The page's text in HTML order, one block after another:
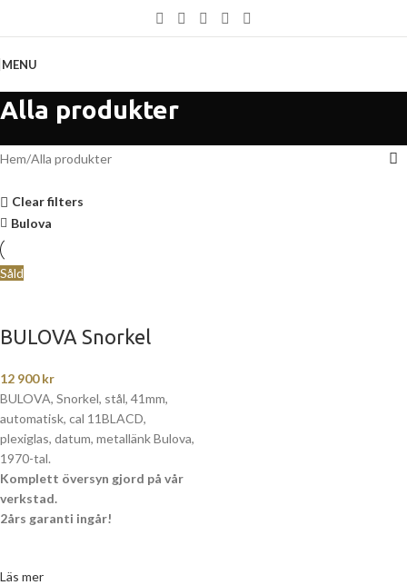
MENU
Alla produkter
Hem Alla produkter
Clear filters
Bulova
Såld
BULOVA Snorkel
12 900kr
BULOVA, Snorkel, stål, 41mm,
automatisk, cal 11BLACD,
plexiglas, datum, metallänk Bulova,
1970-tal.
Komplett översyn gjord på vår
verkstad.
2års garanti ingår!
Läs mer